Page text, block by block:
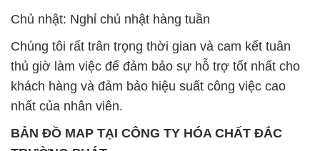
Chủ nhật: Nghỉ chủ nhật hàng tuần
Chúng tôi rất trân trọng thời gian và cam kết tuân
thủ giờ làm việc để đảm bảo sự hỗ trợ tốt nhất cho
khách hàng và đảm bảo hiệu suất công việc cao
nhất của nhân viên.
BẢN ĐỒ MAP TẠI CÔNG TY HÓA CHẤT ĐẮC